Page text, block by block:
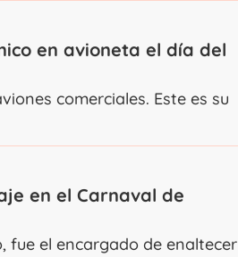
en avioneta el día del
comerciales. Este es su
en el Carnaval de
fue el encargado de enaltecer